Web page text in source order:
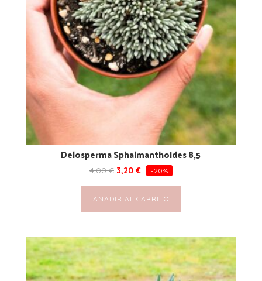
Delosperma Sphalmanthoides 8,5
4,00€ 3,20 € -20%
AÑADIR AL CARRITO